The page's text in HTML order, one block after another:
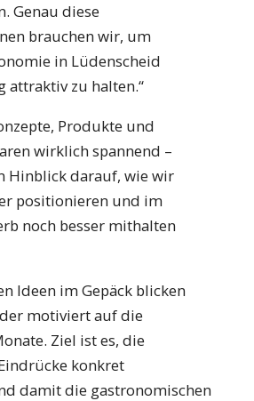
Genau diese
brauchen wir, um
in Lüdenscheid
attraktiv zu halten.“
Produkte und
wirklich spannend –
Hinblick darauf, wie wir
positionieren und im
noch besser mithalten
Ideen im Gepäck blicken
motiviert auf die
Ziel ist es, die
konkret
damit die gastronomischen